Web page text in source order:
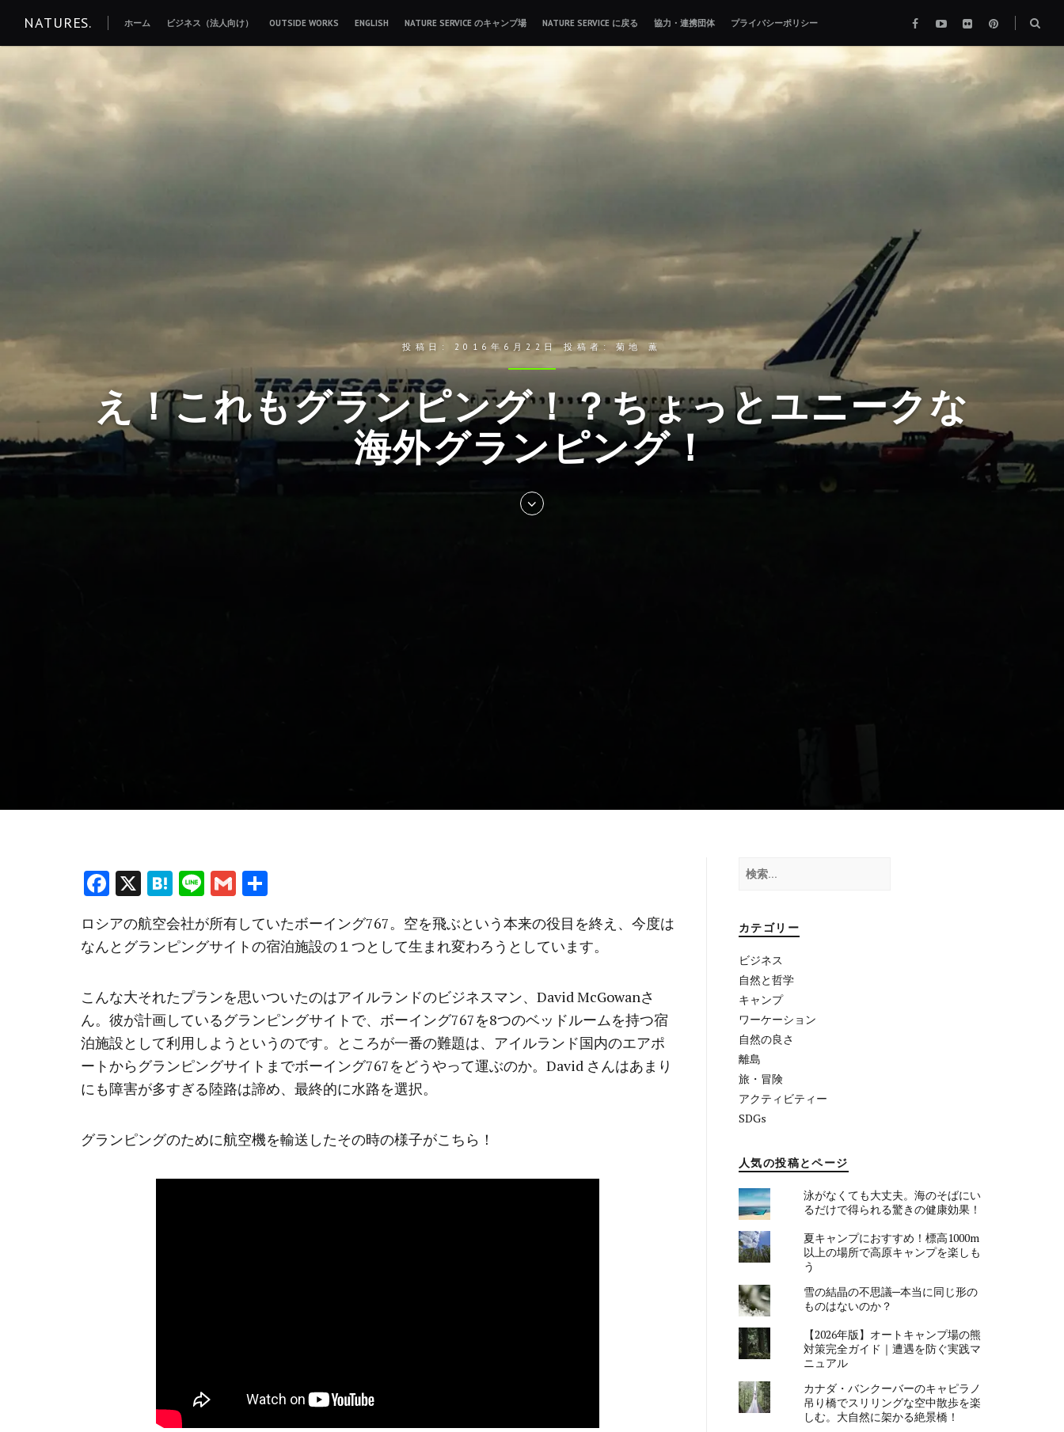
ツ
NATURES. ホーム ビジネス（法人向け） OUTSIDE WORKS ENGLISH NATURE SERVICE のキャンプ場 NATURE SERVICE に戻る 協力・連携団体 プライバシーポリシー FacebookYouTube
flickr pinterest
ボ
ス
投稿日: 2016年6月22日投稿者: 菊地 薫
え！これもグランピング！？ちょっとユニークな
海外グランピング！
to
F
ce
b
o
o
k
X H
at
e
n
a
Li
n
e
G
ai
l
ロシアの航空会社が所有していたボーイング767。空を飛ぶという本来の役目を終え、今度は
なんとグランピングサイトの宿泊施設の１つとして生まれ変わろうとしています。
こんな大それたプランを思いついたのはアイルランドのビジネスマン、David McGowanさ
ん。彼が計画しているグランピングサイトで、ボーイング767を8つのベッドルームを持つ宿
泊施設として利用しようというのです。ところが一番の難題は、アイルランド国内のエアポ
ートからグランピングサイトまでボーイング767をどうやって運ぶのか。David さんはあまり
にも障害が多すぎる陸路は諦め、最終的に水路を選択。
グランピングのために航空機を輸送したその時の様子がこちら！
検
索:
カテゴリー
ビジネス
自然と哲学
キャンプ
ワーケーション
自然の良さ
離島
旅・冒険
アクティビティー
SDGs
人気の投稿とページ
泳がなくても大丈夫。海のそばにい
るだけで得られる驚きの健康効果！
夏キャンプにおすすめ！標高1000m
以上の場所で高原キャンプを楽しも
う
雪の結晶の不思議─本当に同じ形の
ものはないのか？
【2026年版】オートキャンプ場の熊
対策完全ガイド｜遭遇を防ぐ実践マ
ニュアル
カナダ・バンクーバーのキャピラノ
吊り橋でスリリングな空中散歩を楽
しむ。大自然に架かる絶景橋！